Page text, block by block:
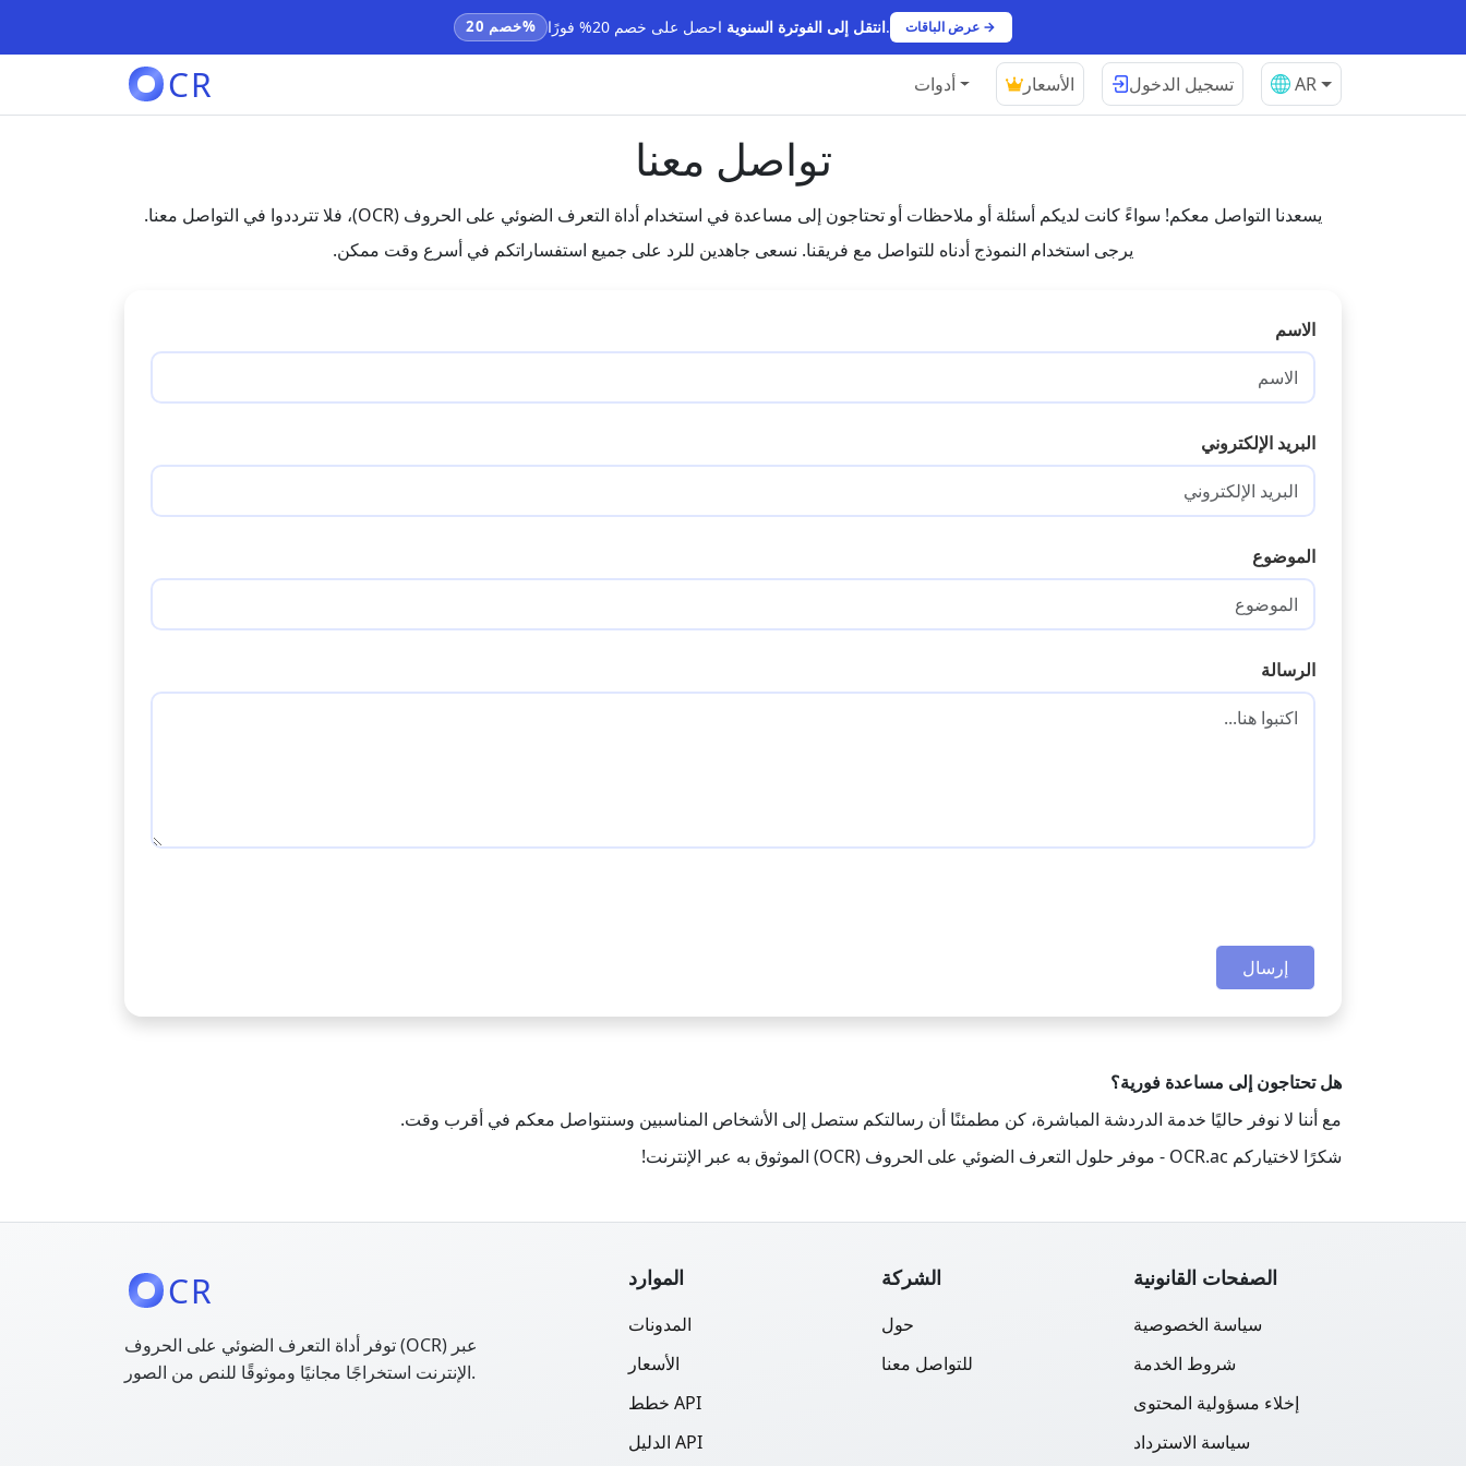
خصم 20% انتقل إلى الفوترة السنويةاحصل على خصم 20% فورًا. عرض الباقات →
CR أدوات الأسعار تسجيل الدخول AR
تواصل معنا
يسعدنا التواصل معكم! سواءً كانت لديكم أسئلة أو ملاحظات أو تحتاجون إلى مساعدة في استخدام أداة التعرف الضوئي على الحروف (OCR)، فلا تترددوا في التواصل معنا.
يرجى استخدام النموذج أدناه للتواصل مع فريقنا. نسعى جاهدين للرد على جميع استفساراتكم في أسرع وقت ممكن.
الاسم
البريد الإلكتروني
الموضوع
الرسالة
إرسال
هل تحتاجون إلى مساعدة فورية؟
مع أننا لا نوفر حاليًا خدمة الدردشة المباشرة، كن مطمئنًا أن رسالتكم ستصل إلى الأشخاص المناسبين وسنتواصل معكم في أقرب وقت.
شكرًا لاختياركم OCR.ac - موفر حلول التعرف الضوئي على الحروف (OCR) الموثوق به عبر الإنترنت!
CR
توفر أداة التعرف الضوئي على الحروف (OCR) عبر
الإنترنت استخراجًا مجانيًا وموثوقًا للنص من الصور.
الموارد
المدونات
الأسعار
خطط API
الدليل API
الشركة
حول
للتواصل معنا
الصفحات القانونية
سياسة الخصوصية
شروط الخدمة
إخلاء مسؤولية المحتوى
سياسة الاسترداد